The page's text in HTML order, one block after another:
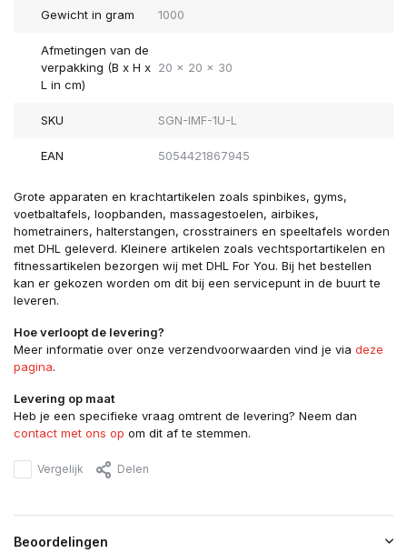
Gewicht in gram 1000
Afmetingen van de
verpakking (B x H x
L in cm)
20 x 20 x 30
SKU SGN-IMF-1U-L
EAN 5054421867945
Grote apparaten en krachtartikelen zoals spinbikes, gyms,
voetbaltafels, loopbanden, massagestoelen, airbikes,
hometrainers, halterstangen, crosstrainers en speeltafels worden
met DHL geleverd. Kleinere artikelen zoals vechtsportartikelen en
fitnessartikelen bezorgen wij met DHL For You. Bij het bestellen
kan er gekozen worden om dit bij een servicepunt in de buurt te
leveren.
Hoe verloopt de levering?
Meer informatie over onze verzendvoorwaarden vind je via deze
pagina.
Levering op maat
Heb je een specifieke vraag omtrent de levering? Neem dan
contact met ons op om dit af te stemmen.
Vergelijk Delen
Beoordelingen